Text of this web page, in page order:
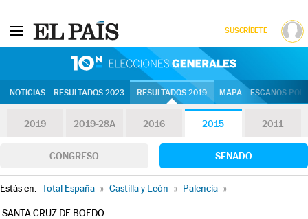
SUSCRÍBETE
NOTICIAS RESULTADOS 2023 RESULTADOS 2019 MAPA ESCAÑOS
2019 2019-28A 2016 2015 2011
CONGRESO SENADO
Estás en: Total España » Castilla y León » Palencia »
SANTA CRUZ DE BOEDO